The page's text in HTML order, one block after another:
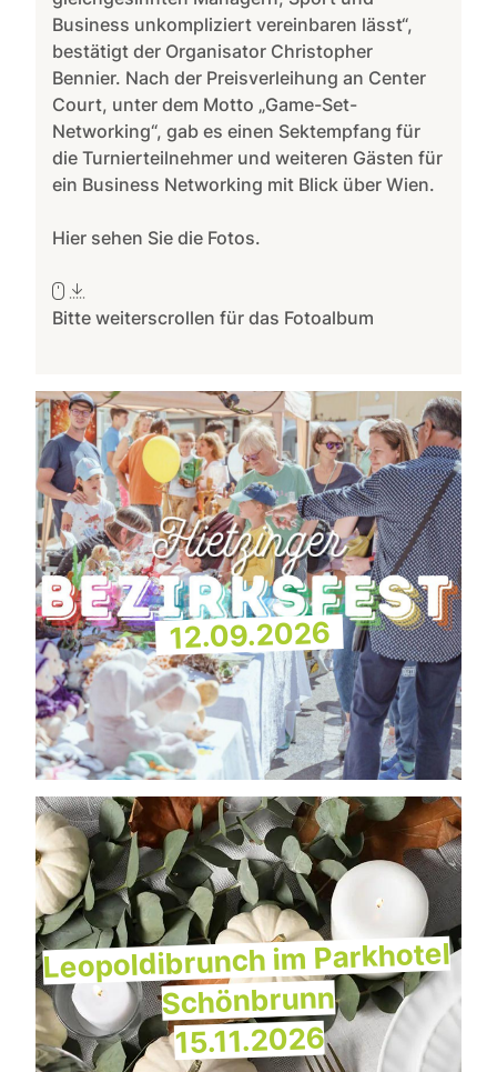
Business unkompliziert vereinbaren lässt“,
bestätigt der Organisator Christopher
Bennier. Nach der Preisverleihung an Center
Court, unter dem Motto „Game-Set-
Networking“, gab es einen Sektempfang für
die Turnierteilnehmer und weiteren Gästen für
ein Business Networking mit Blick über Wien.
Hier sehen Sie die Fotos.
Bitte weiterscrollen für das Fotoalbum
12.09.2026
Leopoldibrunch im Parkhotel
Schönbrunn
15.11.2026